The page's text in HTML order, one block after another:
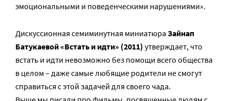
эмоциональными и поведенческими нарушениями».
Дискуссионная семиминутная миниатюра Зайнап
Батукаевой «Встать и идти» (2011) утверждает, что
встать и идти невозможно без помощи всего общества
в целом – даже самые любящие родители не смогут
справиться с этой задачей для своего чада.